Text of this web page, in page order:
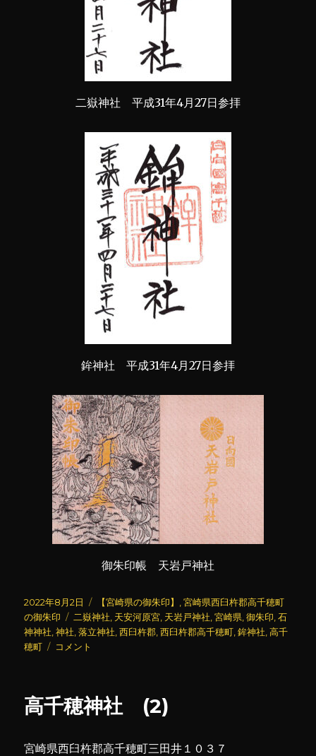
二嶽神社 平成31年4月27日参拝
鉾神社 平成31年4月27日参拝
御朱印帳 天岩戸神社
投
稿
日:
2022年8月2日
カ
テ
ゴ
【宮崎県の御朱印】 ,宮崎県西臼杵郡高千穂町
の御朱印
タ
グ
二嶽神社 天安河原宮 天岩戸神社 ,宮崎県 ,御朱印 ,石
神神社 ,神社 ,落立神社 ,西臼杵郡 ,西臼杵郡高千穂町 ,鉾神社 ,高千
穂町
天
社
コメント
高千穂神社 (2)
宮崎県西臼杵郡高千穂町三田井１０３７